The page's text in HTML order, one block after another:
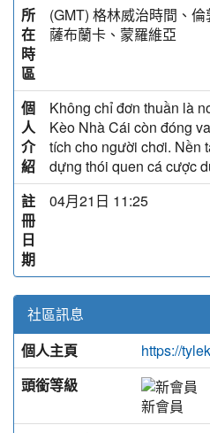
所
在
時
區
(GMT) 格林威治時間、
薩布蘭卡、蒙羅維亞
個
人
介
紹
Không chỉ đơn thuần là
Kèo Nhà Cái còn đóng
tích cho người chơi. Nền
dựng thói quen cá cược
註
冊
日
期
04月21日 11:25
社區訊息
個人主頁
https://
頭銜等級
新會員